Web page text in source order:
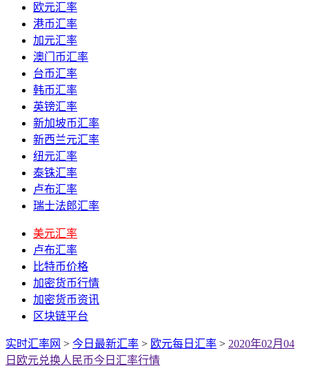
欧元汇率
港币汇率
加元汇率
澳门币汇率
台币汇率
韩币汇率
英镑汇率
新加坡币汇率
新西兰元汇率
纽元汇率
泰铢汇率
卢布汇率
瑞士法郎汇率
美元汇率
卢布汇率
比特币价格
加密货币行情
加密货币资讯
区块链平台
实时汇率网 > 今日最新汇率 > 欧元每日汇率 > 2020年02月04
日欧元兑换人民币今日汇率行情